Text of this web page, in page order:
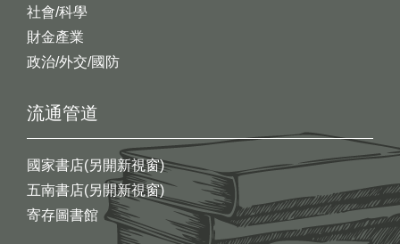
社會/科學
財金產業
政治/外交/國防
流通管道
國家書店(另開新視窗)
五南書店(另開新視窗)
寄存圖書館